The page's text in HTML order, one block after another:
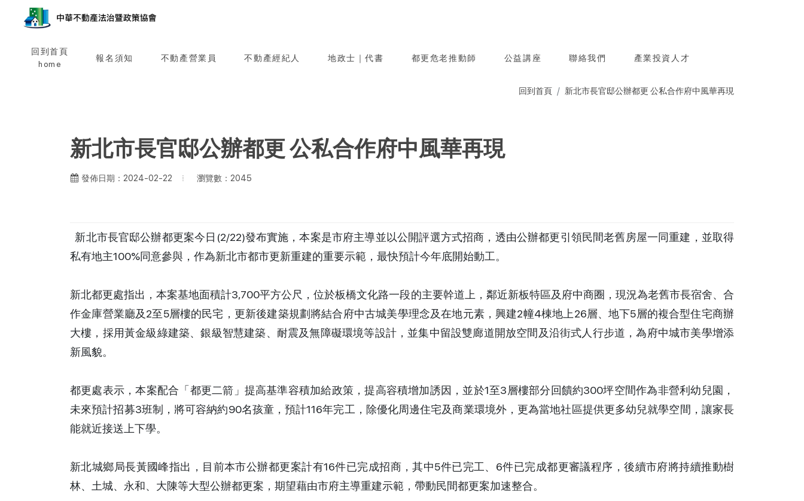
回到首頁
home
報名須知 不動產營業員 不動產經紀人 地政士｜代書 都更危老推動師 公益講座 聯絡我們 產業投資人才
回到首頁 新北市長官邸公辦都更 公私合作府中風華再現
新北市長官邸公辦都更 公私合作府中風華再現
發佈日期：2024-02-22 瀏覽數：2045
新北市長官邸公辦都更案今日(2/22)發布實施，本案是市府主導並以公開評選方式招商，透由公辦都更引領民間老舊房屋一同重建，並取得
私有地主100%同意參與，作為新北市都市更新重建的重要示範，最快預計今年底開始動工。
新北都更處指出，本案基地面積計3,700平方公尺，位於板橋文化路一段的主要幹道上，鄰近新板特區及府中商圈，現況為老舊市長宿舍、合
作金庫營業廳及2至5層樓的民宅，更新後建築規劃將結合府中古城美學理念及在地元素，興建2幢4棟地上26層、地下5層的複合型住宅商辦
大樓，採用黃金級綠建築、銀級智慧建築、耐震及無障礙環境等設計，並集中留設雙廊道開放空間及沿街式人行步道，為府中城市美學增添
新風貌。
都更處表示，本案配合「都更二箭」提高基準容積加給政策，提高容積增加誘因，並於1至3層樓部分回饋約300坪空間作為非營利幼兒園，
未來預計招募3班制，將可容納約90名孩童，預計116年完工，除優化周邊住宅及商業環境外，更為當地社區提供更多幼兒就學空間，讓家長
能就近接送上下學。
新北城鄉局長黃國峰指出，目前本市公辦都更案計有16件已完成招商，其中5件已完工、6件已完成都更審議程序，後續市府將持續推動樹
林、土城、永和、大陳等大型公辦都更案，期望藉由市府主導重建示範，帶動民間都更案加速整合。